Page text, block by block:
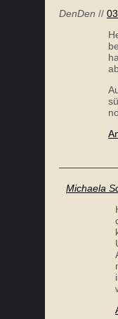
DenDen //
Michaela